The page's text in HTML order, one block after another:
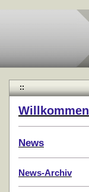
::
Willkommen
News
News-Archiv